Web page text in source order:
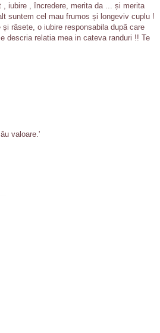
, iubire , încredere, merita da ... și merita
suntem cel mau frumos și longeviv cuplu !
râsete, o iubire responsabila dupã care
descria relatia mea in cateva randuri !! Te
valoare.'